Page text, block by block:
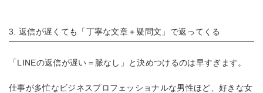
3. 返信が遅くても「丁寧な文章＋疑問文」で返ってくる
「LINEの返信が遅い＝脈なし」と決めつけるのは早すぎます。
仕事が多忙なビジネスプロフェッショナルな男性ほど、好きな女